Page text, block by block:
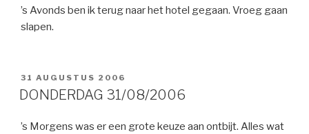
’s Avonds ben ik terug naar het hotel gegaan. Vroeg gaan
slapen.
GEPLAATST
OP
31 AUGUSTUS 2006
DONDERDAG 31/08/2006
’s Morgens was er een grote keuze aan ontbijt. Alles wat